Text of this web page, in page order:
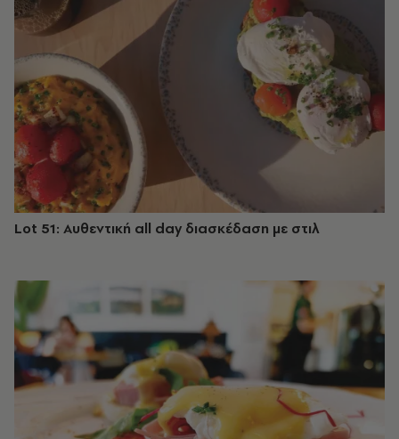
Lot 51: Αυθεντική all day διασκέδαση με στιλ